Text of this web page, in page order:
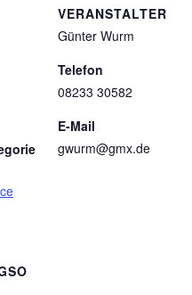
VERANSTALTER
Günter Wurm
Telefon
08233 30582
E-Mail
gwurm@gmx.de